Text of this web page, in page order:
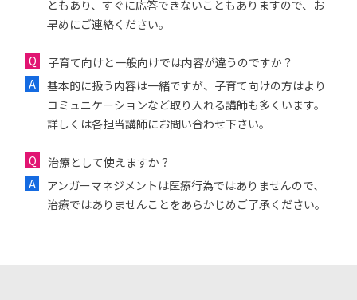
ともあり、すぐに応答できないこともありますので、お
早めにご連絡ください。
子育て向けと一般向けでは内容が違うのですか？
基本的に扱う内容は一緒ですが、子育て向けの方はより
コミュニケーションなど取り入れる講師も多くいます。
詳しくは各担当講師にお問い合わせ下さい。
治療として使えますか？
アンガーマネジメントは医療行為ではありませんので、
治療ではありませんことをあらかじめご了承ください。